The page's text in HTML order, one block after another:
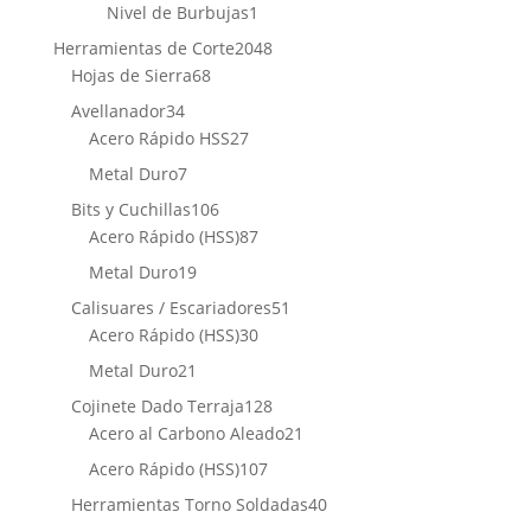
producto
Nivel de Burbujas1
producto
Herramientas de Corte20482048
Hojas de Sierra6868
Avellanador3434
productos
Acero Rápido HSS2727
Metal Duro77
productos
Bits y Cuchillas106106
productos
Acero Rápido (HSS)8787
Metal Duro1919
productos
Calisuares / Escariadores51
Acero Rápido (HSS)3030
Metal Duro21
productos
Cojinete Dado Terraja128128
productos
Acero al Carbono Aleado21
Acero Rápido (HSS)107107
productos
Herramientas Torno Soldadas4040